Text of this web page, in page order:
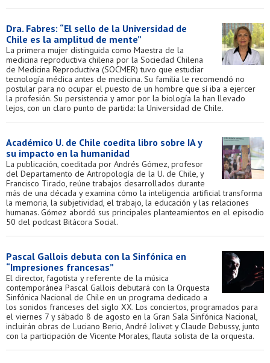
Dra. Fabres: “El sello de la Universidad de
Chile es la amplitud de mente”
La primera mujer distinguida como Maestra de la
medicina reproductiva chilena por la Sociedad Chilena
de Medicina Reproductiva (SOCMER) tuvo que estudiar
tecnología médica antes de medicina. Su familia le recomendó no
postular para no ocupar el puesto de un hombre que sí iba a ejercer
la profesión. Su persistencia y amor por la biología la han llevado
lejos, con un claro punto de partida: la Universidad de Chile.
Académico U. de Chile coedita libro sobre IA y
su impacto en la humanidad
La publicación, coeditada por Andrés Gómez, profesor
del Departamento de Antropología de la U. de Chile, y
Francisco Tirado, reúne trabajos desarrollados durante
más de una década y examina cómo la inteligencia artificial transforma
la memoria, la subjetividad, el trabajo, la educación y las relaciones
humanas. Gómez abordó sus principales planteamientos en el episodio
50 del podcast Bitácora Social.
Pascal Gallois debuta con la Sinfónica en
“Impresiones francesas”
El director, fagotista y referente de la música
contemporánea Pascal Gallois debutará con la Orquesta
Sinfónica Nacional de Chile en un programa dedicado a
los sonidos franceses del siglo XX. Los conciertos, programados para
el viernes 7 y sábado 8 de agosto en la Gran Sala Sinfónica Nacional,
incluirán obras de Luciano Berio, André Jolivet y Claude Debussy, junto
con la participación de Vicente Morales, flauta solista de la orquesta.